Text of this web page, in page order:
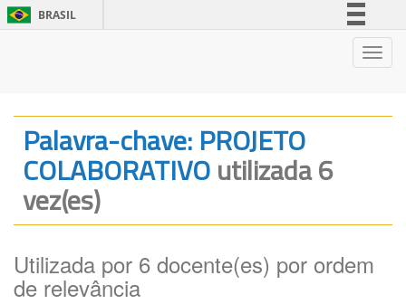
BRASIL
Legislação
Canais
Palavra-chave: PROJETO
COLABORATIVOutilizada 6
vez(es)
Utilizada por 6 docente(es) por ordem
de relevância